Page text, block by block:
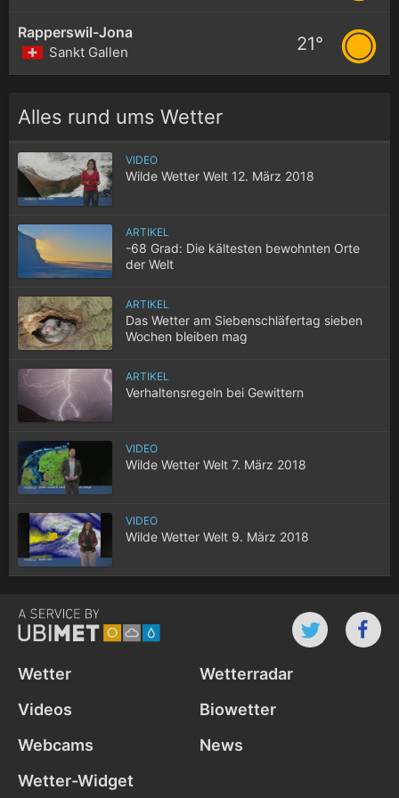
Rapperswil-Jona
Sankt Gallen 21°
Alles rund ums Wetter
VIDEO
Wilde Wetter Welt 12. März 2018
ARTIKEL
-68 Grad: Die kältesten bewohnten Orte
der Welt
ARTIKEL
Das Wetter am Siebenschläfertag sieben
Wochen bleiben mag
ARTIKEL
Verhaltensregeln bei Gewittern
VIDEO
Wilde Wetter Welt 7. März 2018
VIDEO
Wilde Wetter Welt 9. März 2018
Wetter
Wetterradar
Videos
Biowetter
Webcams
News
Wetter-Widget